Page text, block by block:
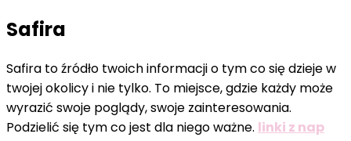
Safira
Safira to źródło twoich informacji o tym co się dzieje w
twojej okolicy i nie tylko. To miejsce, gdzie każdy może
wyrazić swoje poglądy, swoje zainteresowania.
Podzielić się tym co jest dla niego ważne. linki z nap